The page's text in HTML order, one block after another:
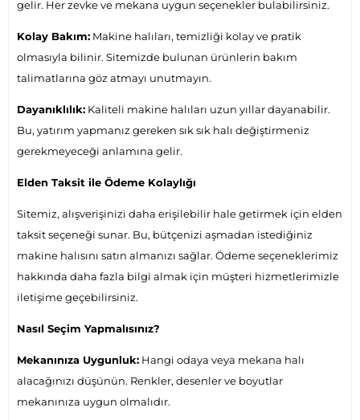
gelir. Her zevke ve mekana uygun seçenekler bulabilirsiniz.
Kolay Bakım: Makine halıları, temizliği kolay ve pratik
olmasıyla bilinir. Sitemizde bulunan ürünlerin bakım
talimatlarına göz atmayı unutmayın.
Dayanıklılık: Kaliteli makine halıları uzun yıllar dayanabilir.
Bu, yatırım yapmanız gereken sık sık halı değiştirmeniz
gerekmeyeceği anlamına gelir.
Elden Taksit ile Ödeme Kolaylığı
Sitemiz, alışverişinizi daha erişilebilir hale getirmek için elden
taksit seçeneği sunar. Bu, bütçenizi aşmadan istediğiniz
makine halısını satın almanızı sağlar. Ödeme seçeneklerimiz
hakkında daha fazla bilgi almak için müşteri hizmetlerimizle
iletişime geçebilirsiniz.
Nasıl Seçim Yapmalısınız?
Mekanınıza Uygunluk: Hangi odaya veya mekana halı
alacağınızı düşünün. Renkler, desenler ve boyutlar
mekanınıza uygun olmalıdır.